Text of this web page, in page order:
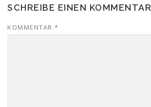
SCHREIBE EINEN KOMMENTAR
KOMMENTAR *